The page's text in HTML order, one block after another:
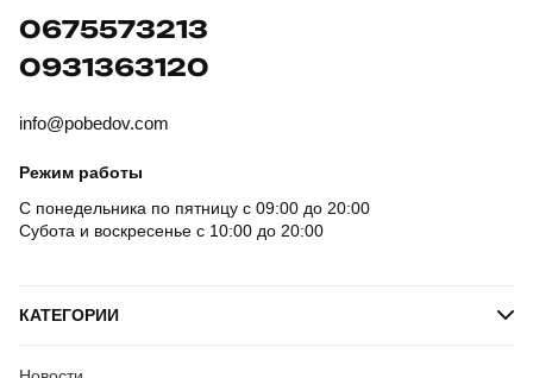
0675573213
0931363120
info@pobedov.com
Режим работы
С понедельника по пятницу с 09:00 до 20:00
Субота и воскресенье с 10:00 до 20:00
КАТЕГОРИИ